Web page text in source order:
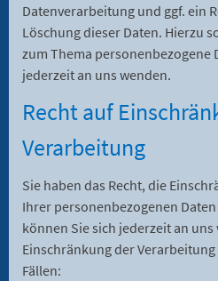
Datenverarbeitung und ggf. ein
Löschung dieser Daten. Hierzu
zum Thema personenbezogene
jederzeit an uns wenden.
Recht auf
Verarbeitung
Sie haben das Recht, die
Ihrer personenbezogenen
können Sie sich jederzeit an uns
Einschränkung der
Fällen: